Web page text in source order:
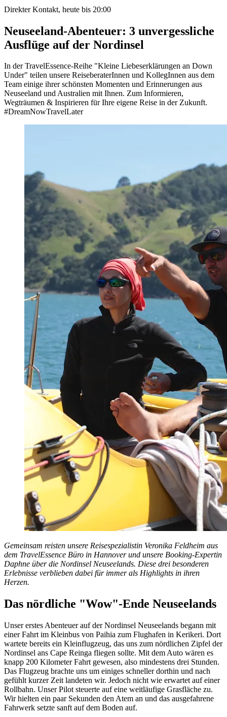
Direkter Kontakt, heute bis 20:00
Neuseeland-Abenteuer: 3 unvergessliche
Ausflüge auf der Nordinsel
In der TravelEssence-Reihe "Kleine Liebeserklärungen an Down
Under" teilen unsere ReiseberaterInnen und KollegInnen aus dem
Team einige ihrer schönsten Momenten und Erinnerungen aus
Neuseeland und Australien mit Ihnen. Zum Informieren,
Wegträumen & Inspirieren für Ihre eigene Reise in der Zukunft.
#DreamNowTravelLater
Gemeinsam reisten unsere Reisespezialistin Veronika Feldheim aus
dem TravelEssence Büro in Hannover und unsere Booking-Expertin
Daphne über die Nordinsel Neuseelands. Diese drei besonderen
Erlebnisse verblieben dabei für immer als Highlights in ihren
Herzen.
Das nördliche "Wow"-Ende Neuseelands
Unser erstes Abenteuer auf der Nordinsel Neuseelands begann mit
einer Fahrt im Kleinbus von Paihia zum Flughafen in Kerikeri. Dort
wartete bereits ein Kleinflugzeug, das uns zum nördlichen Zipfel der
Nordinsel ans Cape Reinga fliegen sollte. Mit dem Auto wären es
knapp 200 Kilometer Fahrt gewesen, also mindestens drei Stunden.
Das Flugzeug brachte uns um einiges schneller dorthin und nach
gefühlt kurzer Zeit landeten wir. Jedoch nicht wie erwartet auf einer
Rollbahn. Unser Pilot steuerte auf eine weitläufige Grasfläche zu.
Wir hielten ein paar Sekunden den Atem an und das ausgefahrene
Fahrwerk setzte sanft auf dem Boden auf.